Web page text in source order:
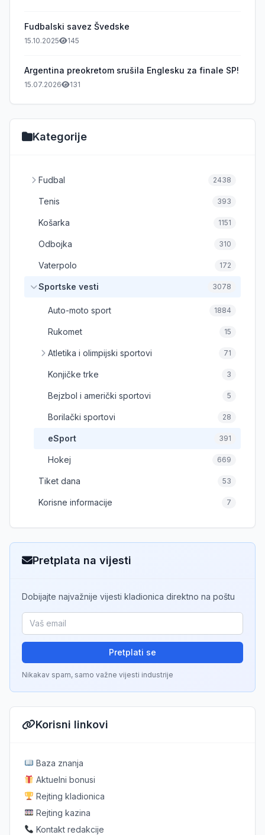
Fudbalski savez Švedske
15.10.2025 145
Argentina preokretom srušila Englesku za finale SP!
15.07.2026 131
Kategorije
Fudbal 2438
Tenis 393
Košarka 1151
Odbojka 310
Vaterpolo 172
Sportske vesti 3078
Auto-moto sport 1884
Rukomet 15
Atletika i olimpijski sportovi 71
Konjičke trke 3
Bejzbol i američki sportovi 5
Borilački sportovi 28
eSport 391
Hokej 669
Tiket dana 53
Korisne informacije 7
Pretplata na vijesti
Dobijajte najvažnije vijesti kladionica direktno na poštu
Pretplati se
Nikakav spam, samo važne vijesti industrije
Korisni linkovi
Baza znanja
Aktuelni bonusi
Rejting kladionica
Rejting kazina
Kontakt redakcije